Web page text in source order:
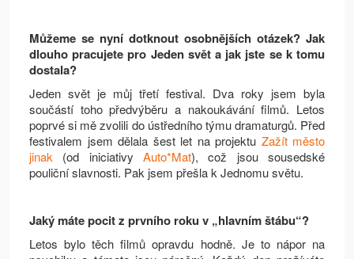
Můžeme se nyní dotknout osobnějších otázek? Jak
dlouho pracujete pro Jeden svět a jak jste se k tomu
dostala?
Jeden svět je můj třetí festival. Dva roky jsem byla
součástí toho předvýběru a nakoukávání filmů. Letos
poprvé si mě zvolili do ústředního týmu dramaturgů. Před
festivalem jsem dělala šest let na projektu Zažít město
jinak (od iniciativy Auto*Mat), což jsou sousedské
pouliční slavnosti. Pak jsem přešla k Jednomu světu.
Jaký máte pocit z prvního roku v „hlavním štábu“?
Letos bylo těch filmů opravdu hodně. Je to nápor na